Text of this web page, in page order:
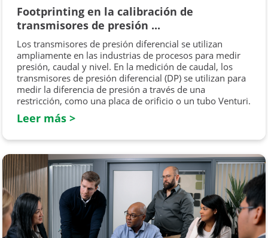
Footprinting en la calibración de
transmisores de presión ...
Los transmisores de presión diferencial se utilizan
ampliamente en las industrias de procesos para medir
presión, caudal y nivel. En la medición de caudal, los
transmisores de presión diferencial (DP) se utilizan para
medir la diferencia de presión a través de una
restricción, como una placa de orificio o un tubo Venturi.
Leer más >